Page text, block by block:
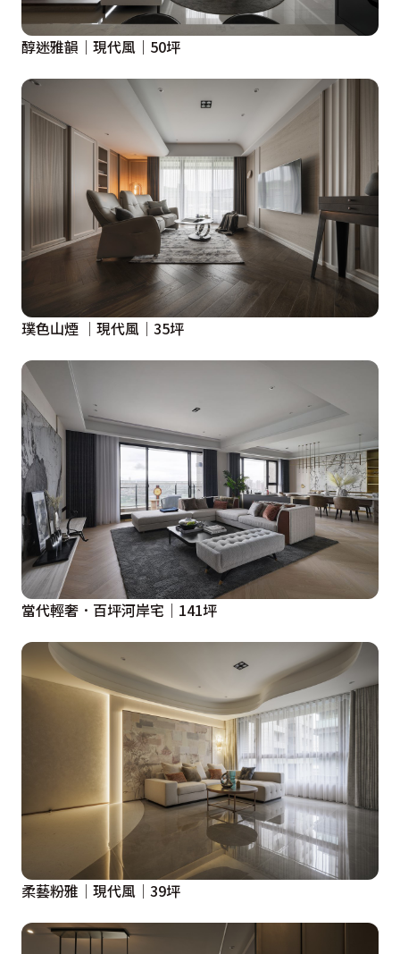
醇迷雅韻｜現代風｜50坪
璞色山煙 │現代風│35坪
當代輕奢．百坪河岸宅｜141坪
柔藝粉雅│現代風│39坪